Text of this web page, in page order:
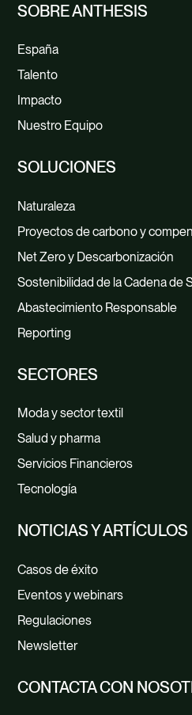
SOBRE ANTHESIS
España
Talento
Impacto
Nuestro Equipo
SOLUCIONES
Naturaleza
Proyectos de carbono y
Net Zero y Descarbonización
Sostenibilidad de la Cadena de
Abastecimiento Responsable
Reporting
SECTORES
Moda y sector textil
Salud y pharma
Servicios Financieros
Tecnología
NOTICIAS Y ARTÍCULOS
Casos de éxito
Eventos y webinars
Regulaciones
Newsletter
CONTACTA CON